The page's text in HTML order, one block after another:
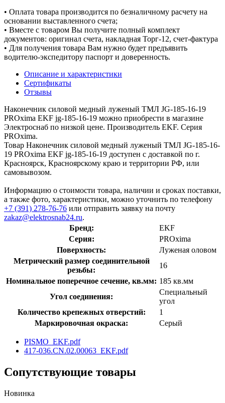
• Оплата товара производится по безналичному расчету на
основании выставленного счета;
• Вместе с товаром Вы получите полный комплект
документов: оригинал счета, накладная Торг-12, счет-фактура
• Для получения товара Вам нужно будет предъявить
водителю-экспедитору паспорт и доверенность.
Описание и характеристики
Сертификаты
Отзывы
Наконечник силовой медный луженый ТМЛ JG-185-16-19
PROxima EKF jg-185-16-19 можно приобрести в магазине
Электроснаб по низкой цене. Производитель EKF. Серия
PROxima.
Товар Наконечник силовой медный луженый ТМЛ JG-185-16-
19 PROxima EKF jg-185-16-19 доступен с доставкой по г.
Красноярск, Красноярскому краю и территории РФ, или
самовывозом.
Информацию о стоимости товара, наличии и сроках поставки,
а также фото, характеристики, можно уточнить по телефону
+7 (391) 278-76-76 или отправить заявку на почту
zakaz@elektrosnab24.ru.
Бренд:
EKF
Серия:
PROxima
Поверхность:
Луженая оловом
Метрический размер соединительной
резьбы:
16
Номинальное поперечное сечение, кв.мм: 185 кв.мм
Угол соединения:
Специальный
угол
Количество крепежных отверстий:
1
Маркировочная окраска:
Серый
PISMO_EKF.pdf
417-036.CN.02.00063_EKF.pdf
Сопутствующие товары
Новинка